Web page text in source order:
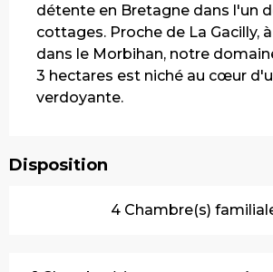
détente en Bretagne dans l'un
cottages. Proche de La Gacilly,
dans le Morbihan, notre
3 hectares est niché au cœur
verdoyante.
Disposition
4 Chambre(s)